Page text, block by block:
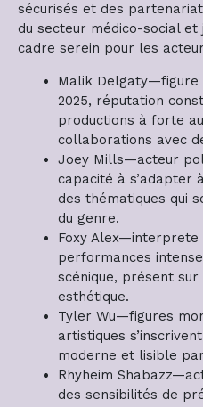
sécurisés et des
du secteur médico-social et
cadre serein pour les
Malik Delgaty—figure
2025, réputation
productions à forte
collaborations avec
Joey Mills—acteur
capacité à s’adapter
des thématiques qui
du genre.
Foxy Alex—interprete
performances
scénique, présent
esthétique.
Tyler Wu—figures
artistiques
moderne et lisible
Rhyheim
des sensibilités de